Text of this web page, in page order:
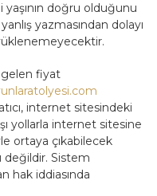
yaşının doğru olduğunu
yanlış yazmasından dolayı
gelen fiyat
internet sitesindeki
yollarla internet sitesine
ortaya çıkabilecek
değildir. Sistem
hak iddiasında